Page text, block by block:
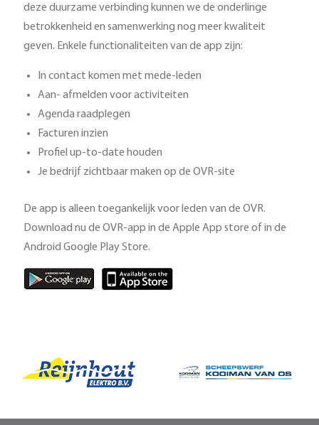
deze duurzame verbinding kunnen we de onderlinge
betrokkenheid en samenwerking nog meer kwaliteit
geven. Enkele functionaliteiten van de app zijn:
In contact komen met mede-leden
Aan- afmelden voor activiteiten
Agenda raadplegen
Facturen inzien
Profiel up-to-date houden
Je bedrijf zichtbaar maken op de OVR-site
De app is alleen toegankelijk voor leden van de OVR.
Download nu de OVR-app in de Apple App store of in de
Android Google Play Store.